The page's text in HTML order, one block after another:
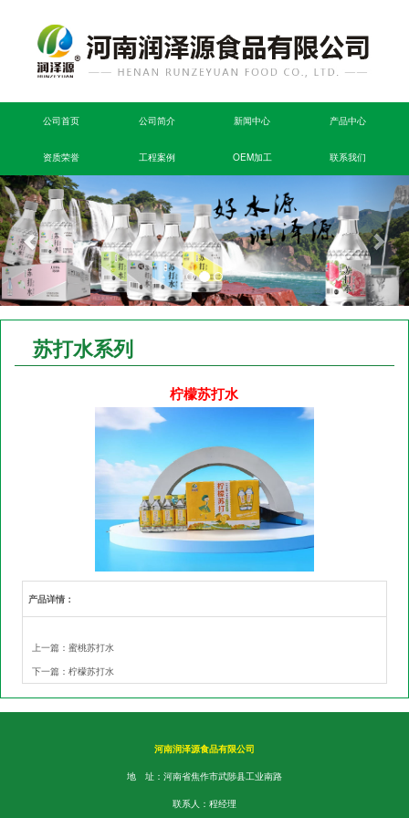
公司首页 公司简介 新闻中心 产品中心
资质荣誉 工程案例 OEM加工 联系我们
苏打水系列
柠檬苏打水
产品详情：
上一篇：蜜桃苏打水
下一篇：柠檬苏打水
河南润泽源食品有限公司
地 址：河南省焦作市武陟县工业南路
联系人：程经理